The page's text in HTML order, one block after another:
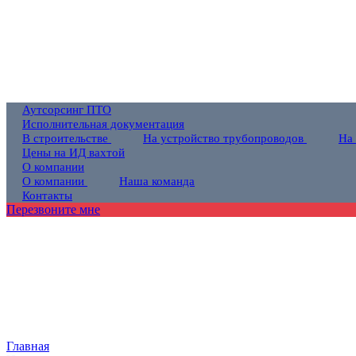
Аутсорсинг ПТО
Исполнительная документация
В строительстве
На устройство трубопроводов На
Цены на ИД вахтой
О компании
О компании
Наша команда
Контакты
Перезвоните мне
Главная